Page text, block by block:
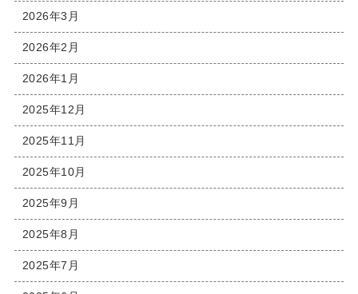
2026年3月
2026年2月
2026年1月
2025年12月
2025年11月
2025年10月
2025年9月
2025年8月
2025年7月